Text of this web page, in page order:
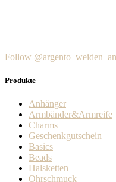
Follow
Produkte
Anhänger
Armbänder&Armreife
Charms
Geschenkgutschein
Basics
Beads
Halsketten
Ohrschmuck